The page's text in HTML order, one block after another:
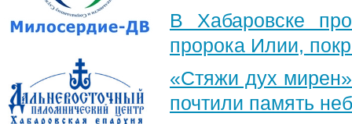
В Хабаровске
пророка Илии,
«Стяжи дух
почтили память